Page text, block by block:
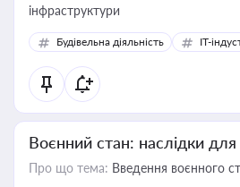
інфраструктури
Будівельна діяльність IT-
Воєнний стан: наслідки для
Про що тема: Введення воєнного